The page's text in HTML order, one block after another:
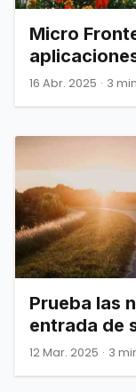
Micro
página en la
16 Abr. 2025 · 3
Prueba las
entrada de
12 Mar. 2025 · 3